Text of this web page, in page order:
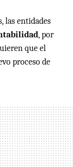
las entidades
, por
que el
proceso de